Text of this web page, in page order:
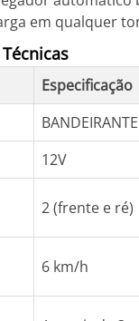
em qualquer
Especificação
BANDEIRANTE
12V
2 (frente e ré)
6 km/h